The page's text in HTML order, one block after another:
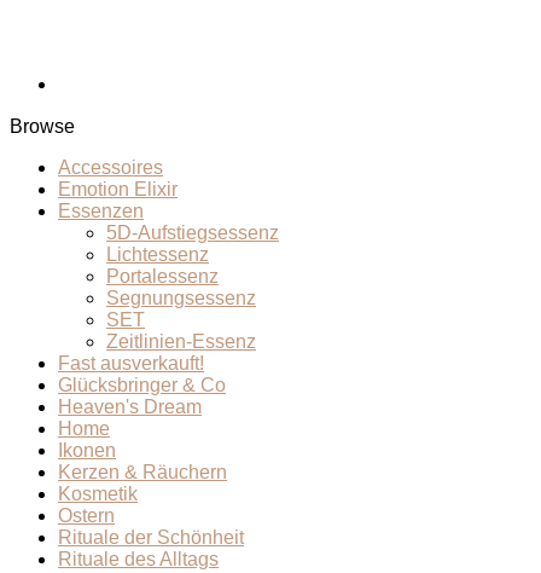
Browse
Accessoires
Emotion Elixir
Essenzen
5D-Aufstiegsessenz
Lichtessenz
Portalessenz
Segnungsessenz
SET
Zeitlinien-Essenz
Fast ausverkauft!
Glücksbringer & Co
Heaven's Dream
Home
Ikonen
Kerzen & Räuchern
Kosmetik
Ostern
Rituale der Schönheit
Rituale des Alltags